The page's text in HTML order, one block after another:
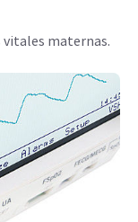
vitales maternas.